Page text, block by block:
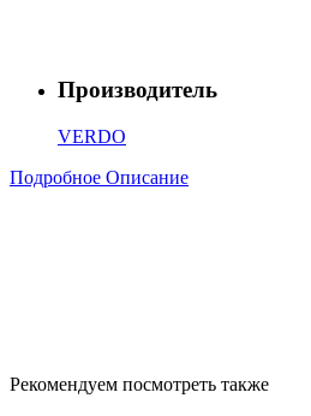
Производитель
VERDO
Подробное Описание
Рекомендуем посмотреть также